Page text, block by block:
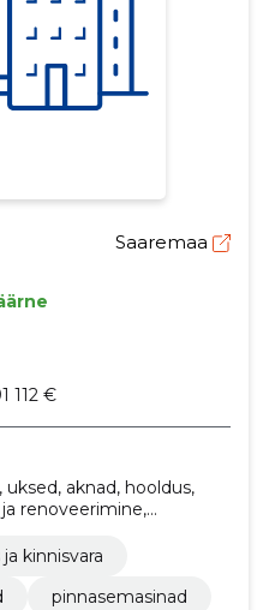
Saaremaa
112 €
uksed, aknad, hooldus,
renoveerimine,
renoveerimine ja
kinnisvara
pinnasemasinad